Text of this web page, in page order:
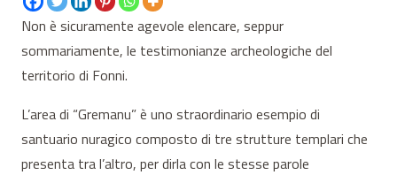
Non è sicuramente agevole elencare, seppur
sommariamente, le testimonianze archeologiche del
territorio di Fonni.
L’area di “Gremanu” è uno straordinario esempio di
santuario nuragico composto di tre strutture templari che
presenta tra l’altro, per dirla con le stesse parole